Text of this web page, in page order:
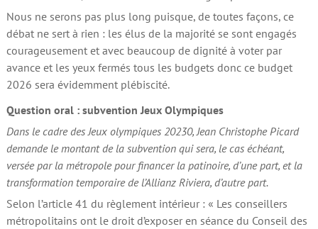
Nous ne serons pas plus long puisque, de toutes façons, ce
débat ne sert à rien : les élus de la majorité se sont engagés
courageusement et avec beaucoup de dignité à voter par
avance et les yeux fermés tous les budgets donc ce budget
2026 sera évidemment plébiscité.
Question oral : subvention Jeux Olympiques
Dans le cadre des Jeux olympiques 20230, Jean Christophe Picard
demande le montant de la subvention qui sera, le cas échéant,
versée par la métropole pour financer la patinoire, d’une part, et la
transformation temporaire de l’Allianz Riviera, d’autre part.
Selon l’article 41 du règlement intérieur : « Les conseillers
métropolitains ont le droit d’exposer en séance du Conseil des